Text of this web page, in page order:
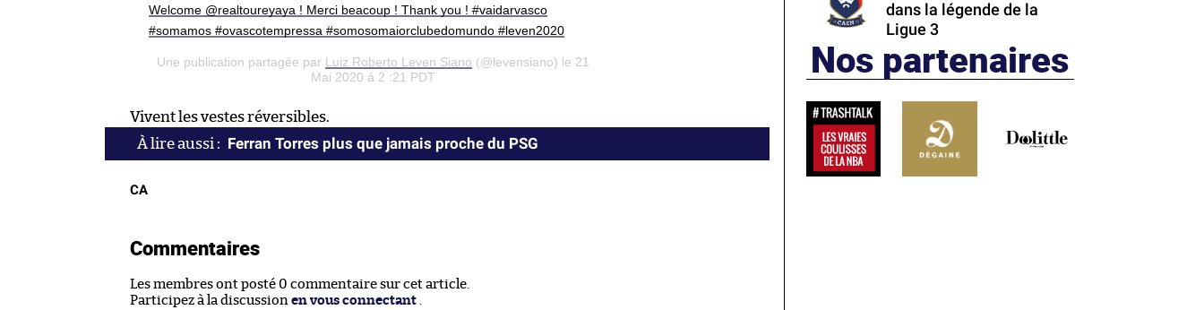
Welcome @realtoureyaya ! Merci beacoup ! Thank you ! #vaidarvasco
#somamos #ovascotempressa #somosomaiorclubedomundo #leven2020
Une publication partagée par Luiz Roberto Leven Siano (@levensiano) le 21
Mai 2020 à 2 :21 PDT
Vivent les vestes réversibles.
Ferran Torres plus que jamais proche du PSG
CA
Commentaires
Les membres ont posté 0 commentaire sur cet article.
Participez à la discussion en vous connectant
dans la légende de la
Ligue 3
Nos partenaires